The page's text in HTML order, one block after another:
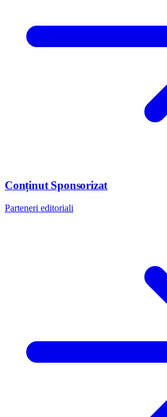
Conținut Sponsorizat
Parteneri editoriali